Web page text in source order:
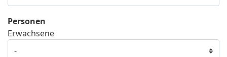
Personen
Erwachsene